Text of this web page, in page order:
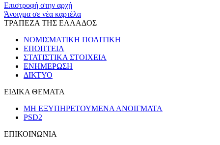
Επιστροφή στην αρχή
Άνοιγμα σε νέα καρτέλα
ΤΡΑΠΕΖΑ ΤΗΣ ΕΛΛΑΔΟΣ
ΝΟΜΙΣΜΑΤΙΚΗ ΠΟΛΙΤΙΚΗ
ΕΠΟΠΤΕΙΑ
ΣΤΑΤΙΣΤΙΚΑ ΣΤΟΙΧΕΙΑ
ΕΝΗΜΕΡΩΣΗ
ΔΙΚΤΥΟ
ΕΙΔΙΚΑ ΘΕΜΑΤΑ
ΜΗ ΕΞΥΠΗΡΕΤΟΥΜΕΝΑ ΑΝΟΙΓΜΑΤΑ
PSD2
ΕΠΙΚΟΙΝΩΝΙΑ